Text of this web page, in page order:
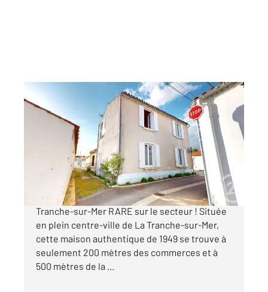
LA TRANCHE SUR MER 85
104,47 m
, 6 pièces
Ref : 2457
Maison à vendre
200 000 €
À VENDRE : Maison de charme au cœur de La
Tranche-sur-Mer RARE sur le secteur ! Située
en plein centre-ville de La Tranche-sur-Mer,
cette maison authentique de 1949 se trouve à
seulement 200 mètres des commerces et à
500 mètres de la ...